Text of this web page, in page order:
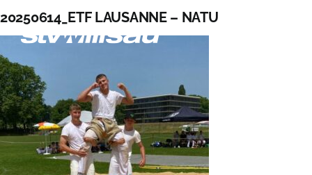
Inhalt
springen
20250614_ETF LAUSANNE – NATU